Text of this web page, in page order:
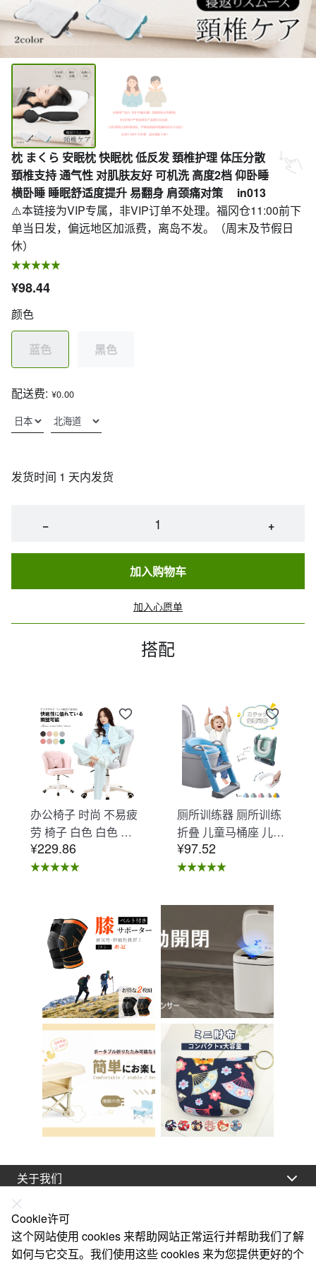
枕 まくら 安眠枕 快眠枕 低反发 頚椎护理 体压分散
頚椎支持 通气性 对肌肤友好 可机洗 高度2档 仰卧睡
横卧睡 睡眠舒适度提升 易翻身 肩颈痛对策 in013
⚠️本链接为VIP专属，非VIP订单不处理。福冈仓11:00前下
单当日发，偏远地区加派费，离岛不发。（周末及节假日
休）
¥98.44
颜色
蓝色 黑色
配送费: ¥0.00
发货时间 1 天内发货
− +
加入购物车
加入心愿单
搭配
办公椅子 时尚 不易疲
劳 椅子 白色 白色 办
公椅子 不易疲劳 学习
椅 北欧 儿童 椅子 学
椅子 在家办公 Asher
Brilliant C-56
¥229.86
厕所训练器 厕所训练
折叠 儿童马桶座 儿童
马桶辅助 收纳式马桶
座 小孩马桶座 儿童厕
女孩 儿童 孩子 儿童
马桶训练 免邮 踏步器
厕所
¥97.52
关于我们
法律声明
帮助
服务
Cookie许可
这个网站使用 cookies 来帮助网站正常运行并帮助我们了解
如何与它交互。我们使用这些 cookies 来为您提供更好的个